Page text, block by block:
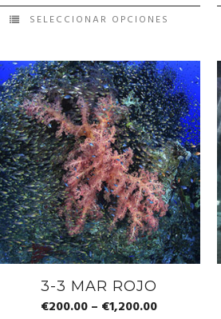
SELECCIONAR OPCIONES
3-3 MAR ROJO
€200.00– €1,200.00